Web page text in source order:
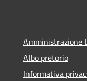
Amministrazione
Albo pretorio
Informativa